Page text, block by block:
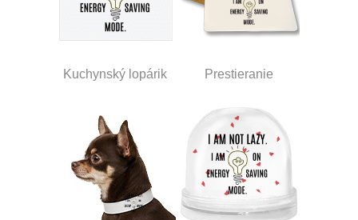
Kuchynský lopárik Prestieranie